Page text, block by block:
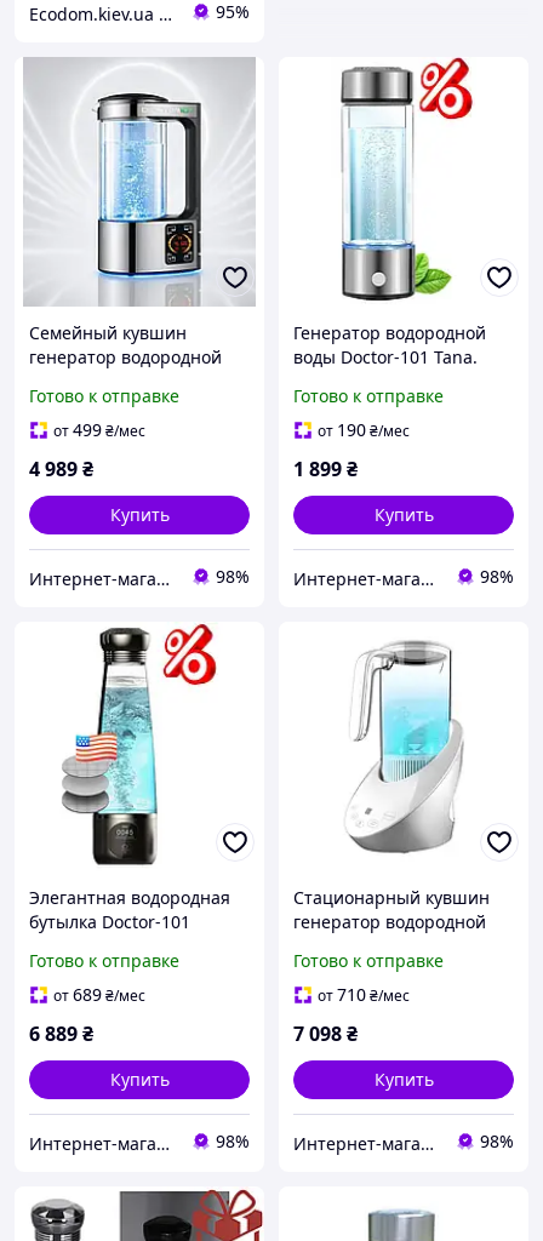
Еcodom.kiev.ua Интеренет-магазин 95%
Семейный кувшин
генератор водородной
Athabasca с постоянной
температурой 40 °C
Готово к отправке
от499₴/мес
4 989₴
Купить
Интернет-магазин медтехники и товаров для здоровья ВаМторг 98%
Генератор водородной
воды Doctor-101 Tana.
зарядкой от USB, на 450
мл
Готово к отправке
от 190₴/мес
1 899₴
Купить
Интернет-магазин медтехники и товаров для здоровья ВаМторг 98%
Элегантная водородная
бутылка Doctor-101
Генератор водородной
воды з мембраной DuPont
Готово к отправке
от689₴/мес
6 889₴
Купить
Интернет-магазин медтехники и товаров для здоровья ВаМторг 98%
Стационарный кувшин
генератор водородной
американской мембраной
DuPont и функцией
Готово к отправке
от710₴/мес
7 098₴
Купить
Интернет-магазин медтехники и товаров для здоровья ВаМторг 98%